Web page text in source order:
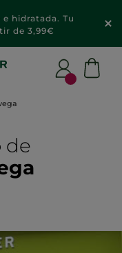
e hidratada. Tu
de 3,99€
de